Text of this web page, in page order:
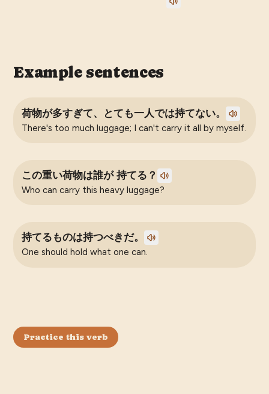
Example sentences
荷物が多すぎて、とても一人では持てない。
There's too much luggage; I can't carry it all by myself.
この重い荷物は誰が 持てる？
Who can carry this heavy luggage?
持てるものは持つべきだ。
One should hold what one can.
Practice this verb